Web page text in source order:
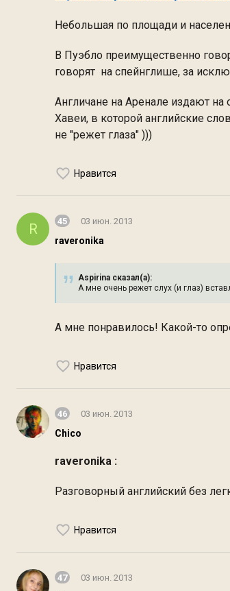
Небольшая по площади и
В Пуэбло преимущественно
говорят на спейнглише, за
Англичане на Аренале издают
Хавеи, в которой английские
не "режет глаза" )))
Нравится
R 45 03 июн. 2013
raveronika
Aspirina сказал(а):
А мне очень режет слух (и глаз)
А мне понравилось! Какой-то
Нравится
46 03 июн. 2013
Chico
raveronika :
Разговорный английский без
Нравится
47 03 июн. 2013